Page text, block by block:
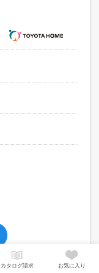
カタログ請求 お気に入り